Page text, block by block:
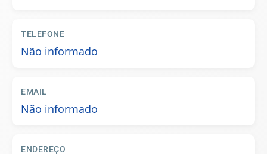
TELEFONE
Não informado
EMAIL
Não informado
ENDEREÇO